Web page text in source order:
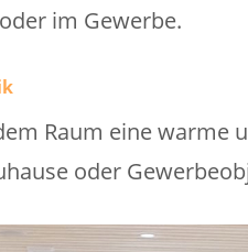
im Gewerbe.
Raum eine warme
oder